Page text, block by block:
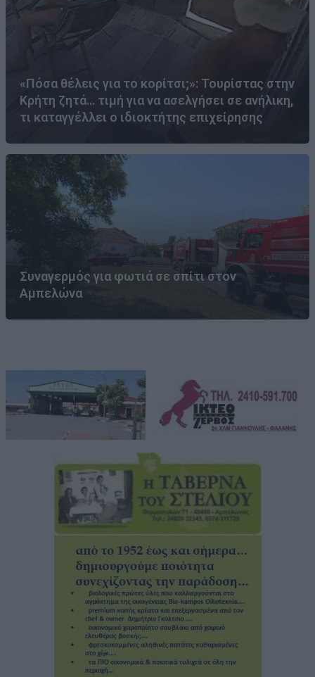
«Πόσα θέλεις για το κορίτσι;»: Τουρίστας στην
Κρήτη ζητά… τιμή για να ασελγήσει σε ανήλικη,
τι καταγγέλλει ο ιδιοκτήτης επιχείρησης
Συναγερμός για φωτιά σε σπίτι στον
Αμπελώνα